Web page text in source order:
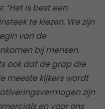
“Het is best een
te kiezen. We zijn
van de
bij mensen.
ook dat de grap die
meeste kijkers wordt
zijn
en voor ons